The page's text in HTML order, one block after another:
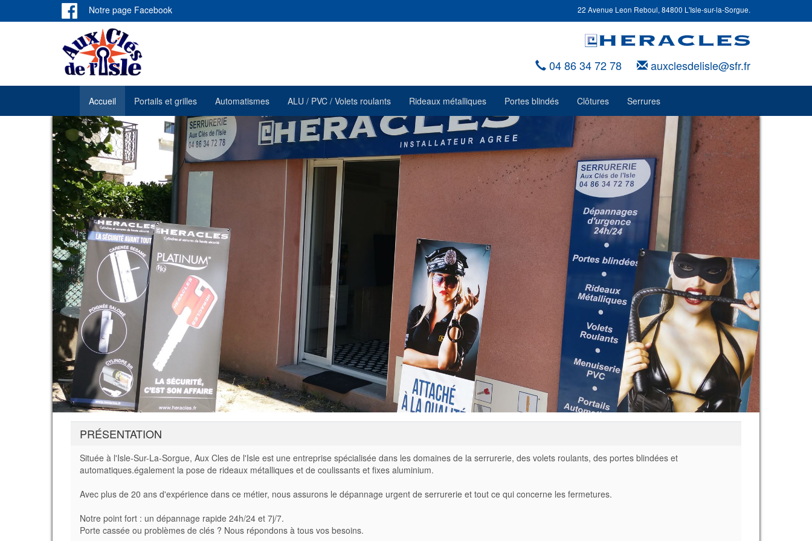
Notre page Facebook 22 Avenue Leon Reboul, 84800 L'Isle-sur-la-Sorgue.
04 86 34 72 78 auxclesdelisle@sfr.fr
Accueil Portails et grilles Automatismes ALU / PVC / Volets roulants Rideaux métalliques Portes blindés Clôtures Serrures
PRÉSENTATION
Située à l'Isle-Sur-La-Sorgue, Aux Cles de l'Isle est une entreprise spécialisée dans les domaines de la serrurerie, des volets roulants, des portes blindées et
automatiques.également la pose de rideaux métalliques et de coulissants et fixes aluminium.
Avec plus de 20 ans d'expérience dans ce métier, nous assurons le dépannage urgent de serrurerie et tout ce qui concerne les fermetures.
Notre point fort : un dépannage rapide 24h/24 et 7j/7.
Porte cassée ou problèmes de clés ? Nous répondons à tous vos besoins.